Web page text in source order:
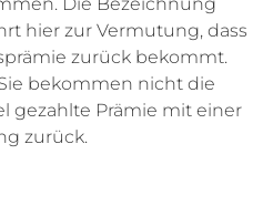
hier zur Vermutung, dass
zurück bekommt.
bekommen nicht die
gezahlte Prämie mit einer
zurück.